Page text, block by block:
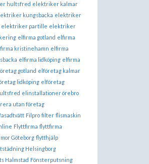
hultsfred elektriker kalmar
kungsbacka elektriker
elektriker partille elektriker
elfirma gotland elfirma
kristinehamn elfirma
elfirma lidköping elfirma
gotland elföretag kalmar
lidköping elföretag
elinstallationer örebro
utan företag
Filpro filter flismaskin
Flyttfirma flyttfirma
Göteborg flytthjälp
Helsingborg
Halmstad Fönsterputsning